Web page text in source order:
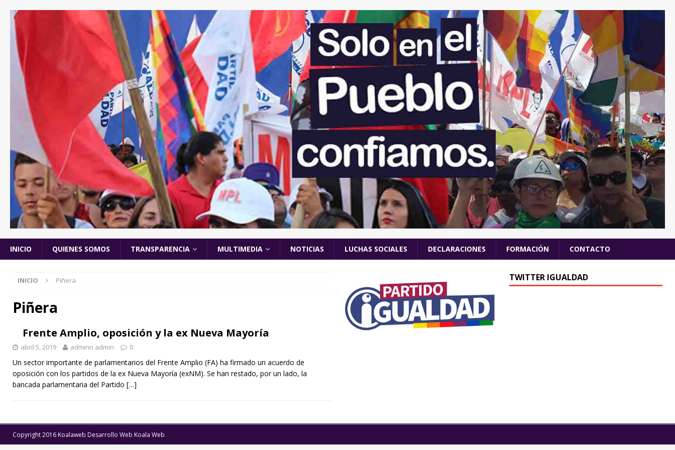
INICIO QUIENES SOMOS TRANSPARENCIA MULTIMEDIA NOTICIAS LUCHAS SOCIALES DECLARACIONES FORMACIÓN CONTACTO
INICIO Piñera
Piñera
Frente Amplio, oposición y la ex Nueva Mayoría
abril 5, 2019 adminn admin 0
Un sector importante de parlamentarios del Frente Amplio (FA) ha firmado un acuerdo de
oposición con los partidos de la ex Nueva Mayoría (exNM). Se han restado, por un lado, la
bancada parlamentaria del Partido […]
TWITTER IGUALDAD
Copyright 2016 Koalaweb Desarrollo Web Koala Web